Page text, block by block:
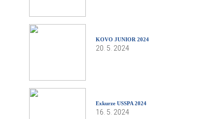
KOVO JUNIOR 2024
20. 5. 2024
Exkurze USSPA 2024
16. 5. 2024